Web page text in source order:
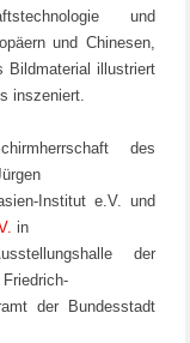
und
und Chinesen,
Bildmaterial illustriert
inszeniert.
des
Institut e.V. und
in
der
der Bundesstadt